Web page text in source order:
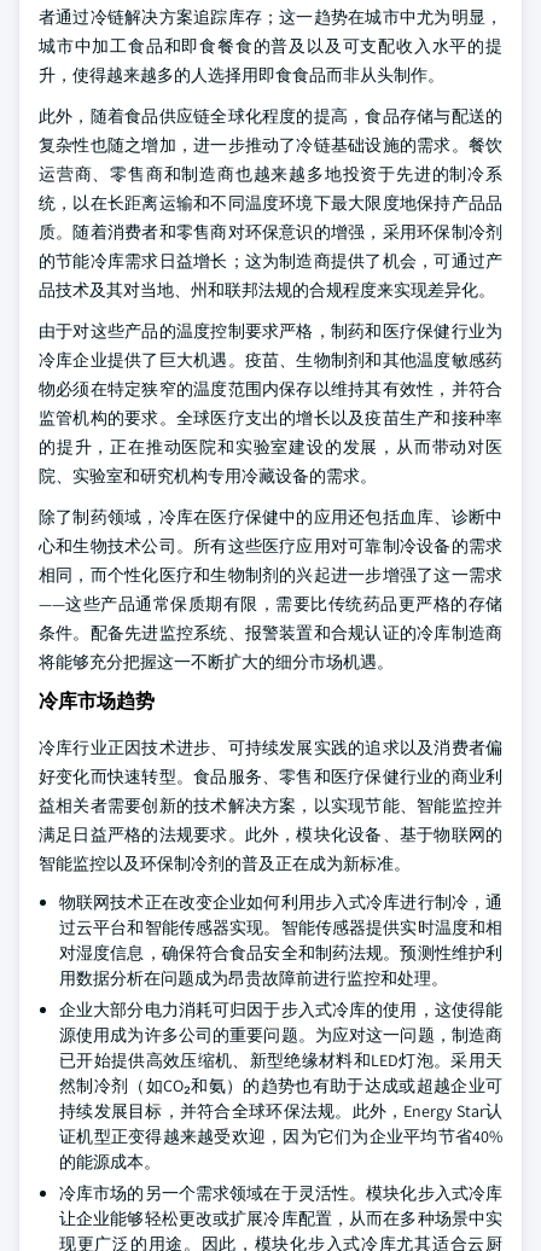
者通过冷链解决方案追踪库存；这一趋势在城市中尤为明显，
城市中加工食品和即食餐食的普及以及可支配收入水平的提
升，使得越来越多的人选择用即食食品而非从头制作。
此外，随着食品供应链全球化程度的提高，食品存储与配送的
复杂性也随之增加，进一步推动了冷链基础设施的需求。餐饮
运营商、零售商和制造商也越来越多地投资于先进的制冷系
统，以在长距离运输和不同温度环境下最大限度地保持产品品
质。随着消费者和零售商对环保意识的增强，采用环保制冷剂
的节能冷库需求日益增长；这为制造商提供了机会，可通过产
品技术及其对当地、州和联邦法规的合规程度来实现差异化。
由于对这些产品的温度控制要求严格，制药和医疗保健行业为
冷库企业提供了巨大机遇。疫苗、生物制剂和其他温度敏感药
物必须在特定狭窄的温度范围内保存以维持其有效性，并符合
监管机构的要求。全球医疗支出的增长以及疫苗生产和接种率
的提升，正在推动医院和实验室建设的发展，从而带动对医
院、实验室和研究机构专用冷藏设备的需求。
除了制药领域，冷库在医疗保健中的应用还包括血库、诊断中
心和生物技术公司。所有这些医疗应用对可靠制冷设备的需求
相同，而个性化医疗和生物制剂的兴起进一步增强了这一需求
——这些产品通常保质期有限，需要比传统药品更严格的存储
条件。配备先进监控系统、报警装置和合规认证的冷库制造商
将能够充分把握这一不断扩大的细分市场机遇。
冷库市场趋势
冷库行业正因技术进步、可持续发展实践的追求以及消费者偏
好变化而快速转型。食品服务、零售和医疗保健行业的商业利
益相关者需要创新的技术解决方案，以实现节能、智能监控并
满足日益严格的法规要求。此外，模块化设备、基于物联网的
智能监控以及环保制冷剂的普及正在成为新标准。
物联网技术正在改变企业如何利用步入式冷库进行制冷，通
过云平台和智能传感器实现。智能传感器提供实时温度和相
对湿度信息，确保符合食品安全和制药法规。预测性维护利
用数据分析在问题成为昂贵故障前进行监控和处理。
企业大部分电力消耗可归因于步入式冷库的使用，这使得能
源使用成为许多公司的重要问题。为应对这一问题，制造商
已开始提供高效压缩机、新型绝缘材料和LED灯泡。采用天
然制冷剂（如CO₂和氨）的趋势也有助于达成或超越企业可
持续发展目标，并符合全球环保法规。此外，Energy Star认
证机型正变得越来越受欢迎，因为它们为企业平均节省40%
的能源成本。
冷库市场的另一个需求领域在于灵活性。模块化步入式冷库
让企业能够轻松更改或扩展冷库配置，从而在多种场景中实
现更广泛的用途。因此，模块化步入式冷库尤其适合云厨